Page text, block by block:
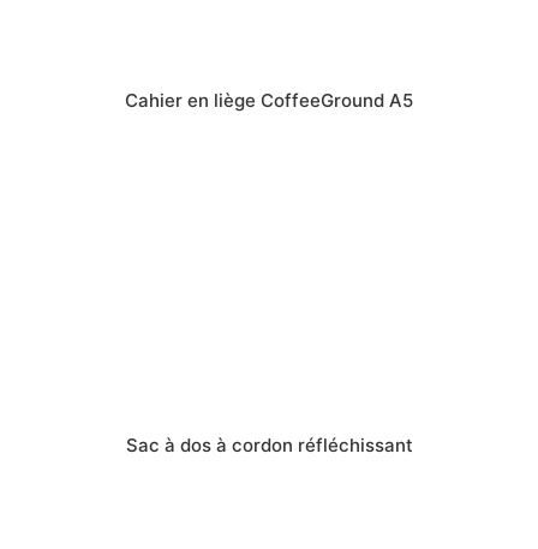
Cahier en liège CoffeeGround A5
Sac à dos à cordon réfléchissant